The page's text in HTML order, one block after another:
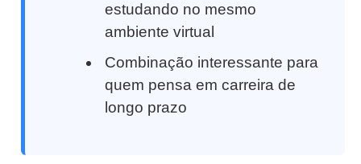
estudando no mesmo
ambiente virtual
Combinação interessante para
quem pensa em carreira de
longo prazo